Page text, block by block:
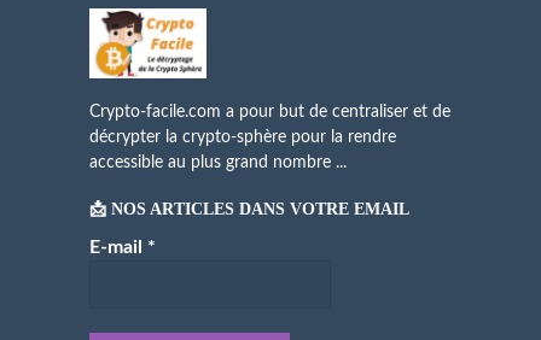
Crypto-facile.com a pour but de centraliser et de
décrypter la crypto-sphère pour la rendre
accessible au plus grand nombre ...
📩 NOS ARTICLES DANS VOTRE EMAIL
E-mail *